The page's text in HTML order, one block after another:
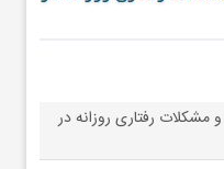
مشكلات رفتاری روزانه در